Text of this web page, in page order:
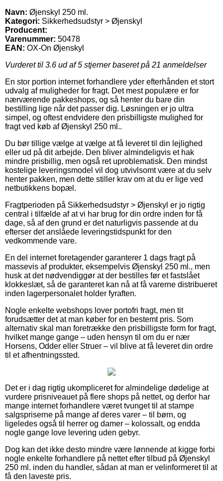
Navn: Øjenskyl 250 ml.
Kategori: Sikkerhedsudstyr > Øjenskyl
Producent:
Varenummer: 50478
EAN: OX-On Øjenskyl
Vurderet til 3.6 ud af 5 stjerner baseret på 21 anmeldelser
En stor portion internet forhandlere yder efterhånden et stort
udvalg af muligheder for fragt. Det mest populære er for
nærværende pakkeshops, og så henter du bare din
bestilling lige når det passer dig. Løsningen er jo ultra
simpel, og oftest endvidere den prisbilligste mulighed for
fragt ved køb af Øjenskyl 250 ml..
Du bør tillige vælge at vælge at få leveret til din lejlighed
eller ud på dit arbejde. Den bliver almindeligvis et hak
mindre prisbillig, men også ret uproblematisk. Den mindst
kostelige leveringsmodel vil dog utvivlsomt være at du selv
henter pakken, men dette stiller krav om at du er lige ved
netbutikkens bopæl.
Fragtperioden på Sikkerhedsudstyr > Øjenskyl er jo rigtig
central i tilfælde af at vi har brug for din ordre inden for få
dage, så af den grund er det naturligvis passende at du
efterser det anslåede leveringstidspunkt for den
vedkommende vare.
En del internet foretagender garanterer 1 dags fragt på
massevis af produkter, eksempelvis Øjenskyl 250 ml., men
husk at det nødvendiggør at der bestilles før et fastslået
klokkeslæt, så de garanteret kan nå at få varerne distribueret
inden lagerpersonalet holder fyraften.
Nogle enkelte webshops lover portofri fragt, men tit
forudsætter det at man køber for en bestemt pris. Som
alternativ skal man foretrække den prisbilligste form for fragt,
hvilket mange gange – uden hensyn til om du er nær
Horsens, Odder eller Struer – vil blive at få leveret din ordre
til et afhentningssted.
Det er i dag rigtig ukompliceret for almindelige dødelige at
vurdere prisniveauet på flere shops på nettet, og derfor har
mange internet forhandlere været tvunget til at stampe
salgspriserne på mange af deres varer – til børn, og
ligeledes også til herrer og damer – kolossalt, og endda
nogle gange love levering uden gebyr.
Dog kan det ikke desto mindre være lønnende at kigge forbi
nogle enkelte forhandlere på nettet efter tilbud på Øjenskyl
250 ml. inden du handler, sådan at man er velinformeret til at
få den laveste pris.